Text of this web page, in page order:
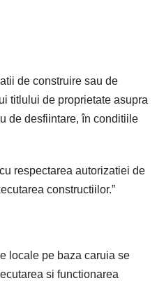
de construire sau de
titlului de proprietate asupra
de desfiintare, în conditiile
respectarea autorizatiei de
constructiilor.”
locale pe baza caruia se
si functionarea